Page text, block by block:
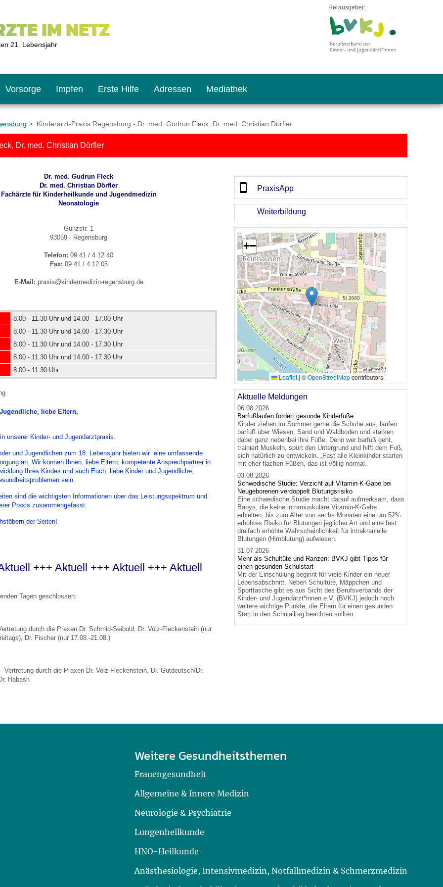
IM NETZ
21. Lebensjahr
Herausgeber:
Vorsorge Impfen Erste Hilfe Adressen Mediathek
Bildschirmmediengebrauch
gestalten
> Kinderarzt-Praxis Regensburg - Dr. med. Gudrun Fleck, Dr. med. Christian Dörfler
Dr. med. Christian Dörfler
Dr. med. Gudrun Fleck
Dr. med. Christian Dörfler
Fachärzte für Kinderheilkunde und Jugendmedizin
Neonatologie
Günzstr. 1
93059 - Regensburg
Telefon: 09 41 / 4 12 40
Fax: 09 41 / 4 12 05
E-Mail: praxis@kindermedizin-regensburg.de
8.00 - 11.30 Uhr und 14.00 - 17.00 Uhr
8.00 - 11.30 Uhr und 14.00 - 17.30 Uhr
8.00 - 11.30 Uhr und 14.00 - 17.30 Uhr
8.00 - 11.30 Uhr und 14.00 - 17.30 Uhr
8.00 - 11.30 Uhr
liebe Eltern,
unserer Kinder- und Jugendarztpraxis.
und Jugendlichen zum 18. Lebensjahr bieten wir eine umfassende
an. Wir können Ihnen, liebe Eltern, kompetente Ansprechpartner in
Ihres Kindes und auch Euch, liebe Kinder und Jugendliche,
sein.
sind die wichtigsten Informationen über das Leistungsspektrum und
Praxis zusammengefasst.
der Seiten!
+++ Aktuell +++ Aktuell +++ Aktuell
Tagen geschlossen:
durch die Praxen Dr. Schmid-Seibold, Dr. Volz-Fleckenstein (nur
Dr. Fischer (nur 17.08.-21.08.)
Vertretung durch die Praxen Dr. Volz-Fleckenstein, Dr. Gutdeutsch/Dr.
Habash
PraxisApp
Weiterbildung
🔍
+−
Leaflet | ©OpenStreetMapcontributors
Aktuelle Meldungen
06.08.2026
Barfußlaufen fördert gesunde Kinderfüße
Kinder ziehen im Sommer gerne die Schuhe aus, laufen
barfuß über Wiesen, Sand und Waldboden und stärken
dabei ganz nebenbei ihre Füße. Denn wer barfuß geht,
trainiert Muskeln, spürt den Untergrund und hilft dem Fuß,
sich natürlich zu entwickeln. „Fast alle Kleinkinder starten
mit eher flachen Füßen, das ist völlig normal.
03.08.2026
Schwedische Studie: Verzicht auf Vitamin-K-Gabe bei
Neugeborenen verdoppelt Blutungsrisiko
Eine schwedische Studie macht darauf aufmerksam, dass
Babys, die keine intramuskuläre Vitamin-K-Gabe
erhielten, bis zum Alter von sechs Monaten eine um 52%
erhöhtes Risiko für Blutungen jeglicher Art und eine fast
dreifach erhöhte Wahrscheinlichkeit für intrakranielle
Blutungen (Hirnblutung) aufwiesen.
31.07.2026
Mehr als Schultüte und Ranzen: BVKJ gibt Tipps für
einen gesunden Schulstart
Mit der Einschulung beginnt für viele Kinder ein neuer
Lebensabschnitt. Neben Schultüte, Mäppchen und
Sporttasche gibt es aus Sicht des Berufsverbands der
Kinder- und Jugendärzt*innen e.V. (BVKJ) jedoch noch
weitere wichtige Punkte, die Eltern für einen gesunden
Start in den Schulalltag beachten sollten.
Weitere Gesundheitsthemen
Frauengesundheit
Allgemeine & Innere Medizin
Neurologie & Psychiatrie
Lungenheilkunde
HNO-Heilkunde
Anästhesiologie, Intensivmedizin, Notfallmedizin & Schmerzmedizin